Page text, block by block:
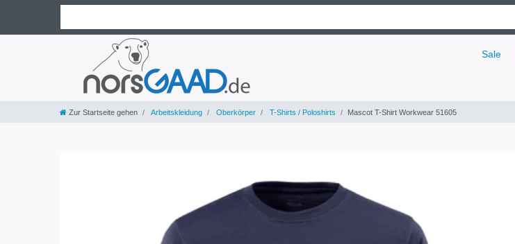
Sale
Zur Startseite gehen Arbeitskleidung Oberkörper T-Shirts / Poloshirts Mascot T-Shirt Workwear 51605